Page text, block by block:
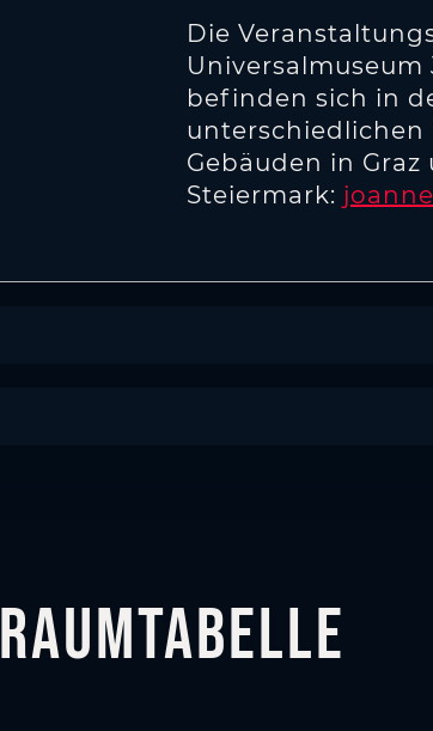
Die
Universalmuseum
befinden sich in
unterschiedlichen
Gebäuden in
Steiermark:
Raumtabelle